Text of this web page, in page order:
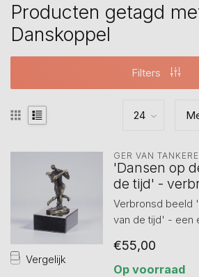
Producten getagd
Danskoppel
Filters
Vergelijk
GER VAN
'Dansen op
de tijd' -
Verbronsd beeld
van de tijd' - een
€55,00
Op voorraad